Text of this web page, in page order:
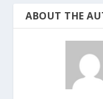
ABOUT THE